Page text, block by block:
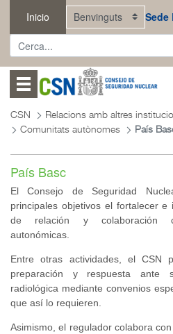
Salta al contingut principal
Inicio Sede
Abrir menú
CSN
Relacions amb altres
Comunitats autònomes
País
País Basc
El Consejo de Seguridad
principales objetivos el fortalecer e
de relación y colaboración
autonómicas.
Entre otras actividades, el CSN
preparación y respuesta ante
radiológica mediante convenios
que así lo requieren.
Asimismo, el regulador colabora